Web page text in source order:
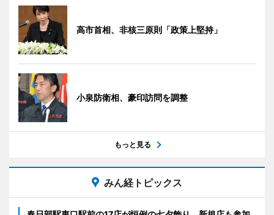
高市首相、非核三原則「政策上堅持」
小泉防衛相、豪印訪問を調整
もっと見る
みん経トピックス